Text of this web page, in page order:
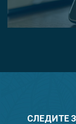
СЛЕДИТЕ